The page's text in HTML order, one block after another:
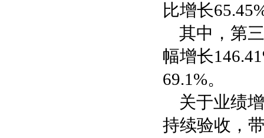
比增长
其中，第
幅增长
69.1%。
关于业绩
持续验收，